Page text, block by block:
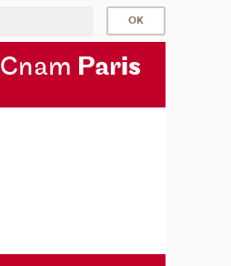
Cnam Paris